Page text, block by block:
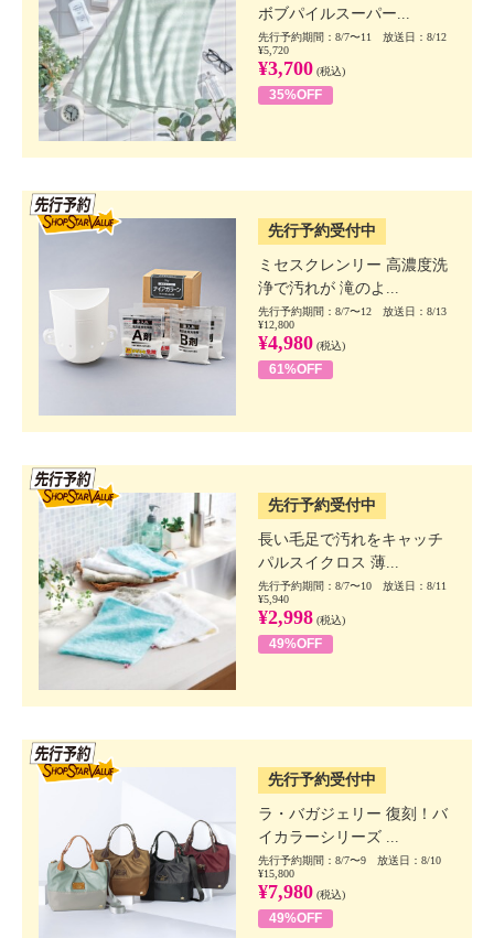
ボブパイルスーパー...
先行予約期間：8/7〜11 放送日：8/12
¥5,720
¥3,700 (税込)
35%OFF
先行予約受付中
ミセスクレンリー 高濃度洗
浄で汚れが 滝のよ...
先行予約期間：8/7〜12 放送日：8/13
¥12,800
¥4,980 (税込)
61%OFF
先行予約受付中
長い毛足で汚れをキャッチ
パルスイクロス 薄...
先行予約期間：8/7〜10 放送日：8/11
¥5,940
¥2,998 (税込)
49%OFF
先行予約受付中
ラ・バガジェリー 復刻！バ
イカラーシリーズ ...
先行予約期間：8/7〜9 放送日：8/10
¥15,800
¥7,980 (税込)
49%OFF